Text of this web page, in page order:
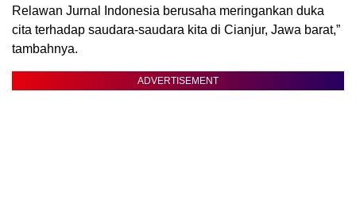
Relawan Jurnal Indonesia berusaha meringankan duka
cita terhadap saudara-saudara kita di Cianjur, Jawa barat,”
tambahnya.
ADVERTISEMENT